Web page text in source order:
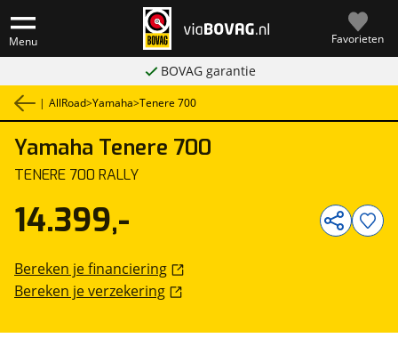
Menu Favorieten
BOVAG garantie
| AllRoad>Yamaha>Tenere 700
Yamaha Tenere 700
TENERE 700 RALLY
14.399,-
Bereken je financiering
Bereken je verzekering